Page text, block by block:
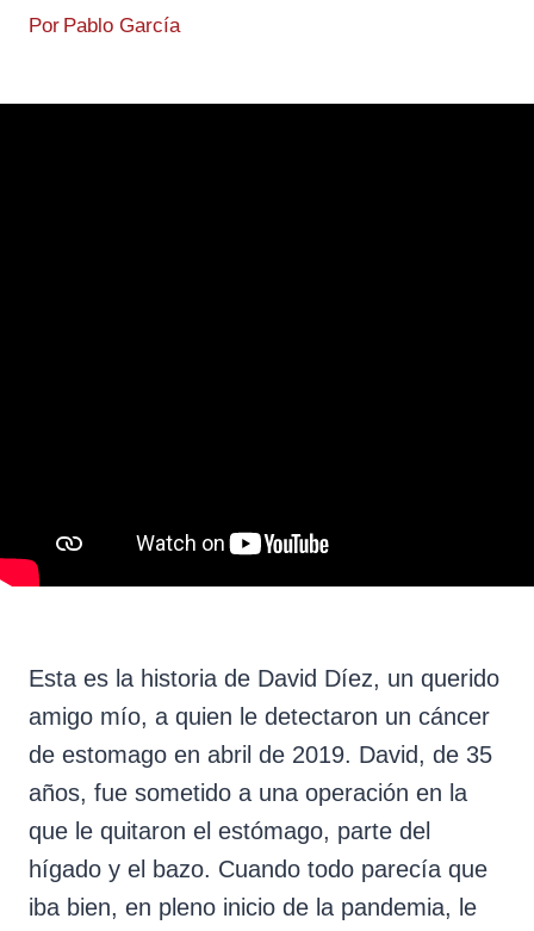
Por Pablo García
Esta es la historia de David Díez, un querido
amigo mío, a quien le detectaron un cáncer
de estomago en abril de 2019. David, de 35
años, fue sometido a una operación en la
que le quitaron el estómago, parte del
hígado y el bazo. Cuando todo parecía que
iba bien, en pleno inicio de la pandemia, le